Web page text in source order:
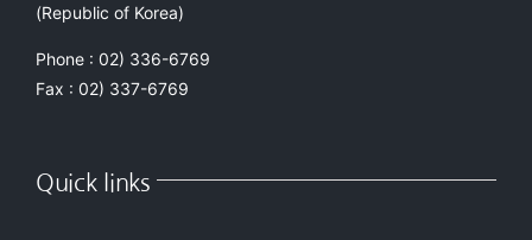
(Republic of Korea)
Phone : 02) 336-6769
Fax : 02) 337-6769
Quick links